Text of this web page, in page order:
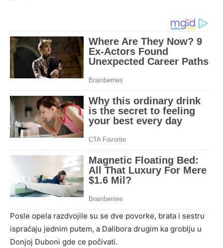
Posle opela razdvojile su se dve povorke, brata i sestru
ispraćaju jednim putem, a Dalibora drugim ka groblju u
Donjoj Duboni gde ce počivati.